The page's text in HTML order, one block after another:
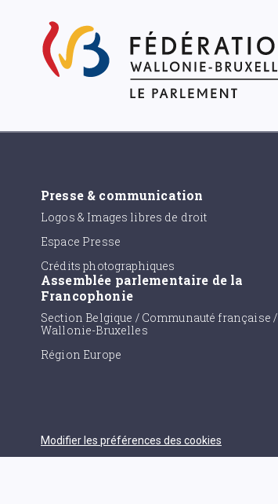
Presse & communication
Logos & Images libres de droit
Espace Presse
Crédits photographiques
Assemblée parlementaire de la
Francophonie
Section Belgique / Communauté française /
Wallonie-Bruxelles
Région Europe
Modifier les préférences des cookies